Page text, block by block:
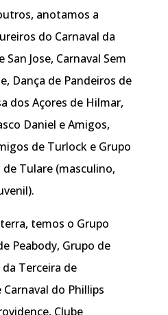
anotamos a
do Carnaval da
Jose, Carnaval Sem
Dança de Pandeiros de
dos Açores de Hilmar,
Daniel e Amigos,
de Turlock e Grupo
Tulare (masculino,
temos o Grupo
Peabody, Grupo de
Terceira de
do Phillips
Clube